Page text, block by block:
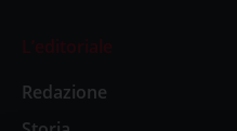
L’editoriale
Redazione